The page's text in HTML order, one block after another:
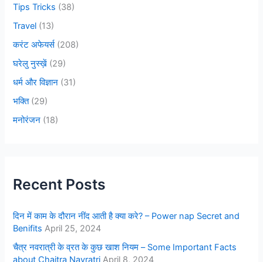
Tips Tricks (38)
Travel (13)
करंट अफेयर्स(208)
घरेलु नुस्ख़ें (29)
धर्म और विज्ञान (31)
भक्ति(29)
मनोरंजन (18)
Recent Posts
दिन में काम के दौरान नींद आती है क्या करे? – Power nap Secret and
Benifits April 25, 2024
चैत्र नवरात्री के व्रत के कुछ खाश नियम – Some Important Facts
about Chaitra Navratri April 8, 2024